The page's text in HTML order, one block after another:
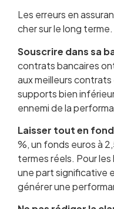
Les erreurs en
cher sur le long
Souscrire dans sa
contrats bancaires
aux meilleurs
supports bien
ennemi de la
Laisser tout en
%, un fonds euros à
termes réels. Pour les
une part significative
générer une